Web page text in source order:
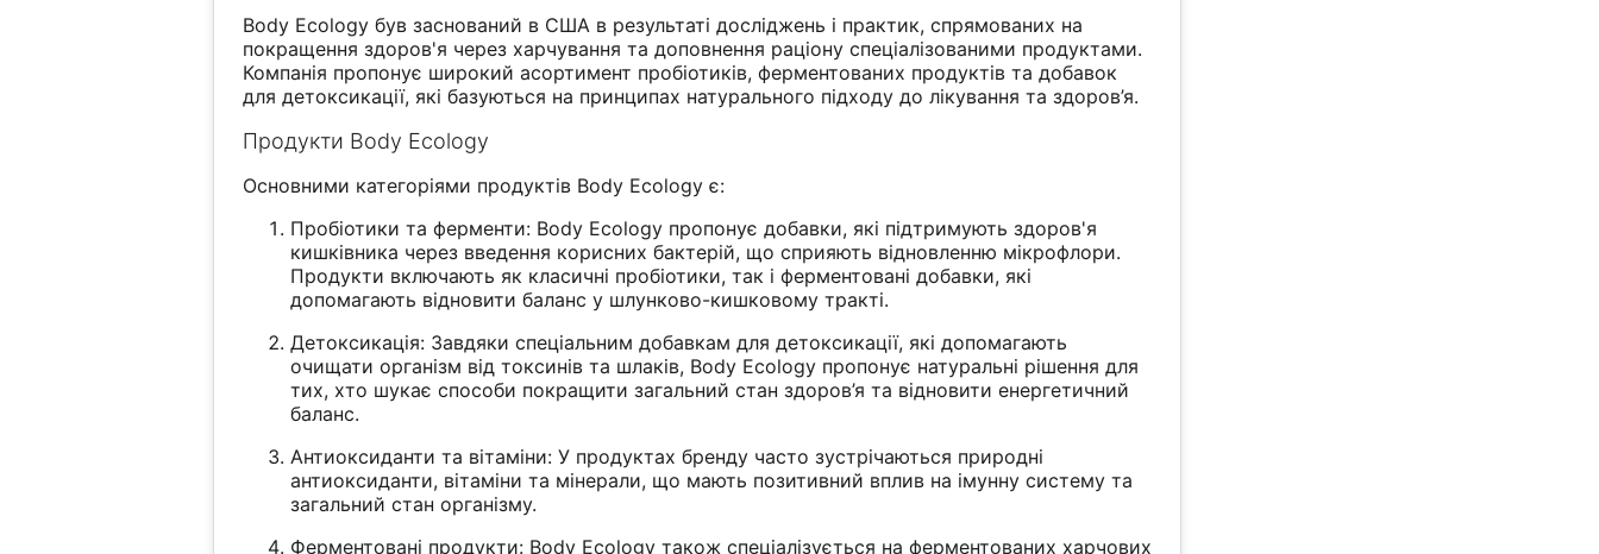
Body Ecology був заснований в США в результаті досліджень і практик, спрямованих на
покращення здоров'я через харчування та доповнення раціону спеціалізованими продуктами.
Компанія пропонує широкий асортимент пробіотиків, ферментованих продуктів та добавок
для детоксикації, які базуються на принципах натурального підходу до лікування та здоров’я.
Продукти Body Ecology
Основними категоріями продуктів Body Ecology є:
Пробіотики та ферменти: Body Ecology пропонує добавки, які підтримують здоров'я
кишківника через введення корисних бактерій, що сприяють відновленню мікрофлори.
Продукти включають як класичні пробіотики, так і ферментовані добавки, які
допомагають відновити баланс у шлунково-кишковому тракті.
Детоксикація: Завдяки спеціальним добавкам для детоксикації, які допомагають
очищати організм від токсинів та шлаків, Body Ecology пропонує натуральні рішення для
тих, хто шукає способи покращити загальний стан здоров’я та відновити енергетичний
баланс.
Антиоксиданти та вітаміни: У продуктах бренду часто зустрічаються природні
антиоксиданти, вітаміни та мінерали, що мають позитивний вплив на імунну систему та
загальний стан організму.
Ферментовані продукти: Body Ecology також спеціалізується на ферментованих харчових